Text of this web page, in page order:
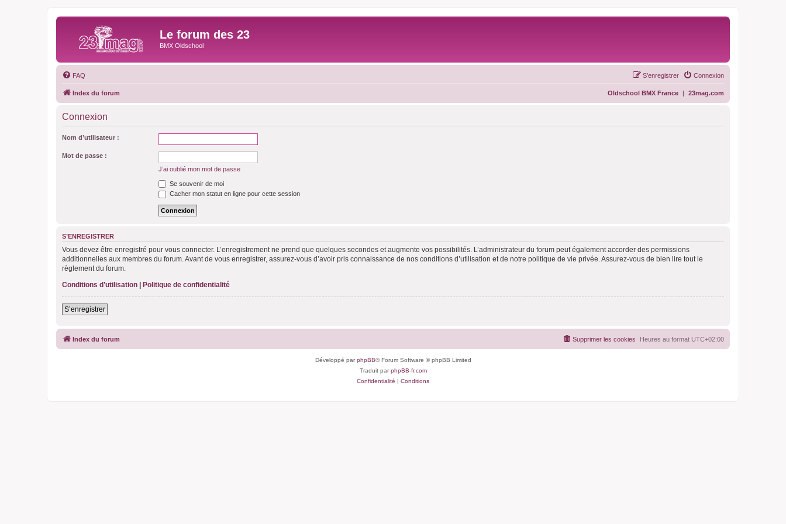
Le forum des 23
BMX Oldschool
FAQ Connexion
S’enregistrer
Index du forum 23mag.com
|
Oldschool BMX France
Connexion
Nom d’utilisateur :
Mot de passe :
J’ai oublié mon mot de passe
Se souvenir de moi
Cacher mon statut en ligne pour cette session
S’ENREGISTRER
Vous devez être enregistré pour vous connecter. L’enregistrement ne prend que quelques secondes et augmente vos possibilités. L’administrateur du forum peut également accorder des permissions
additionnelles aux membres du forum. Avant de vous enregistrer, assurez-vous d’avoir pris connaissance de nos conditions d’utilisation et de notre politique de vie privée. Assurez-vous de bien lire tout le
règlement du forum.
Conditions d’utilisation
Politique de confidentialité
S’enregistrer
Index du forum Heures au format UTC+02:00
Supprimer les cookies
Développé parphpBB® Forum Software © phpBB Limited
Traduit parphpBB-fr.com
Confidentialité | Conditions